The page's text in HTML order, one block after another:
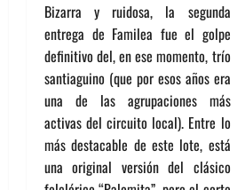
Bizarra y ruidosa, la segunda
entrega de Familea fue el golpe
definitivo del, en ese momento, trío
santiaguino (que por esos años era
una de las agrupaciones más
activas del circuito local). Entre lo
más destacable de este lote, está
una original versión del clásico